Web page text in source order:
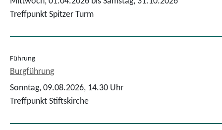
Treffpunkt Spitzer Turm
Führung
Burgführung
Sonntag, 09.08.2026, 14.30 Uhr
Treffpunkt Stiftskirche